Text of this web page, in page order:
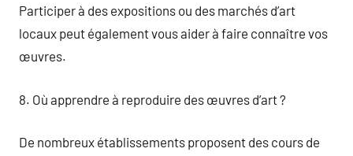
Participer à des expositions ou des marchés d’art
locaux peut également vous aider à faire connaître vos
œuvres.
8. Où apprendre à reproduire des œuvres d’art ?
De nombreux établissements proposent des cours de